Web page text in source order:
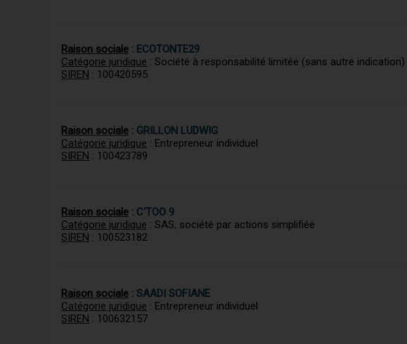
Raison sociale : ECOTONTE29
Catégorie juridique : Société à responsabilité limitée (sans autre indication)
SIREN : 100420595
Raison sociale : GRILLON LUDWIG
Catégorie juridique : Entrepreneur individuel
SIREN : 100423789
Raison sociale : C'TOO 9
Catégorie juridique : SAS, société par actions simplifiée
SIREN : 100523182
Raison sociale :SAADI SOFIANE
Catégorie juridique : Entrepreneur individuel
SIREN : 100632157